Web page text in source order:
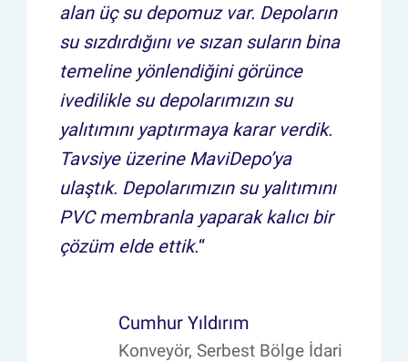
alan üç su depomuz var. Depoların
su sızdırdığını ve sızan suların bina
temeline yönlendiğini görünce
ivedilikle su depolarımızın su
yalıtımını yaptırmaya karar verdik.
Tavsiye üzerine MaviDepo’ya
ulaştık. Depolarımızın su yalıtımını
PVC membranla yaparak kalıcı bir
çözüm elde ettik.“
Cumhur Yıldırım
Konveyör, Serbest Bölge İdari